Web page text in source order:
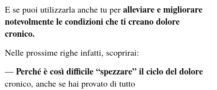
E se puoi utilizzarla anche tu per alleviare e migliorare
notevolmente le condizioni che ti creano dolore
cronico.
Nelle prossime righe infatti, scoprirai:
— Perché è così difficile “spezzare” il ciclo del dolore
cronico, anche se hai provato di tutto